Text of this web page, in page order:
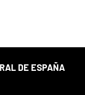
DE ESPAÑA